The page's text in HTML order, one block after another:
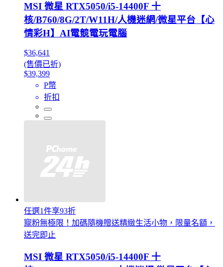
MSI 微星 RTX5050/i5-14400F 十
核/B760/8G/2T/W11H/人機迷網/微星平台【心
情彩H】AI電競電玩電腦
$36,641
(售價已折)
$39,399
P幣
折扣
任選1件享93折
寵粉無極限！加碼隨機贈送精緻生活小物，限量名額，
送完即止
MSI 微星 RTX5050/i5-14400F 十